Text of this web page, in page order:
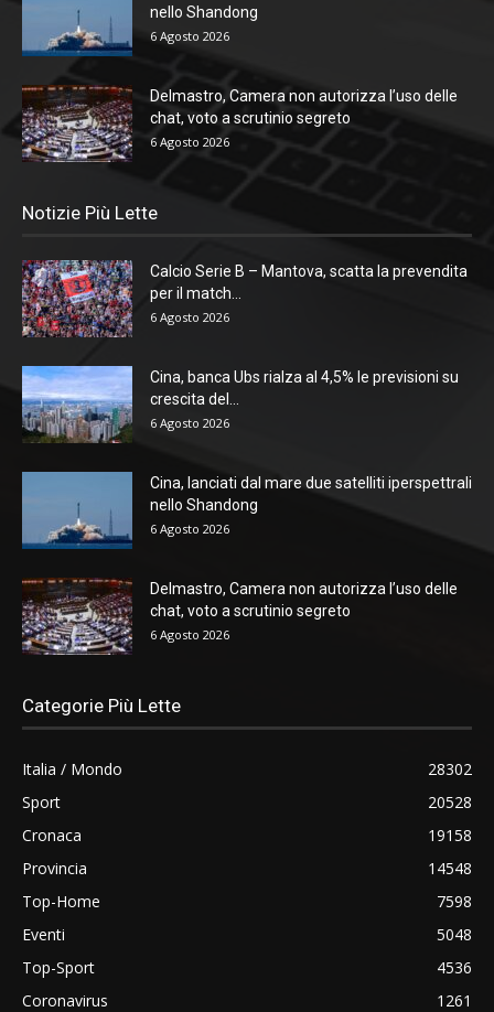
nello Shandong
6 Agosto 2026
Delmastro, Camera non autorizza l’uso delle
chat, voto a scrutinio segreto
6 Agosto 2026
Notizie Più Lette
Calcio Serie B – Mantova, scatta la prevendita
per il match...
6 Agosto 2026
Cina, banca Ubs rialza al 4,5% le previsioni su
crescita del...
6 Agosto 2026
Cina, lanciati dal mare due satelliti iperspettrali
nello Shandong
6 Agosto 2026
Delmastro, Camera non autorizza l’uso delle
chat, voto a scrutinio segreto
6 Agosto 2026
Categorie Più Lette
Italia / Mondo
28302
Sport
20528
Cronaca
19158
Provincia
14548
Top-Home
7598
Eventi
5048
Top-Sport
4536
Coronavirus
1261